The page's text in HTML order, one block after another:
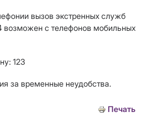
вызов экстренных служб
возможен с телефонов мобильных
123
за временные неудобства.
Печать